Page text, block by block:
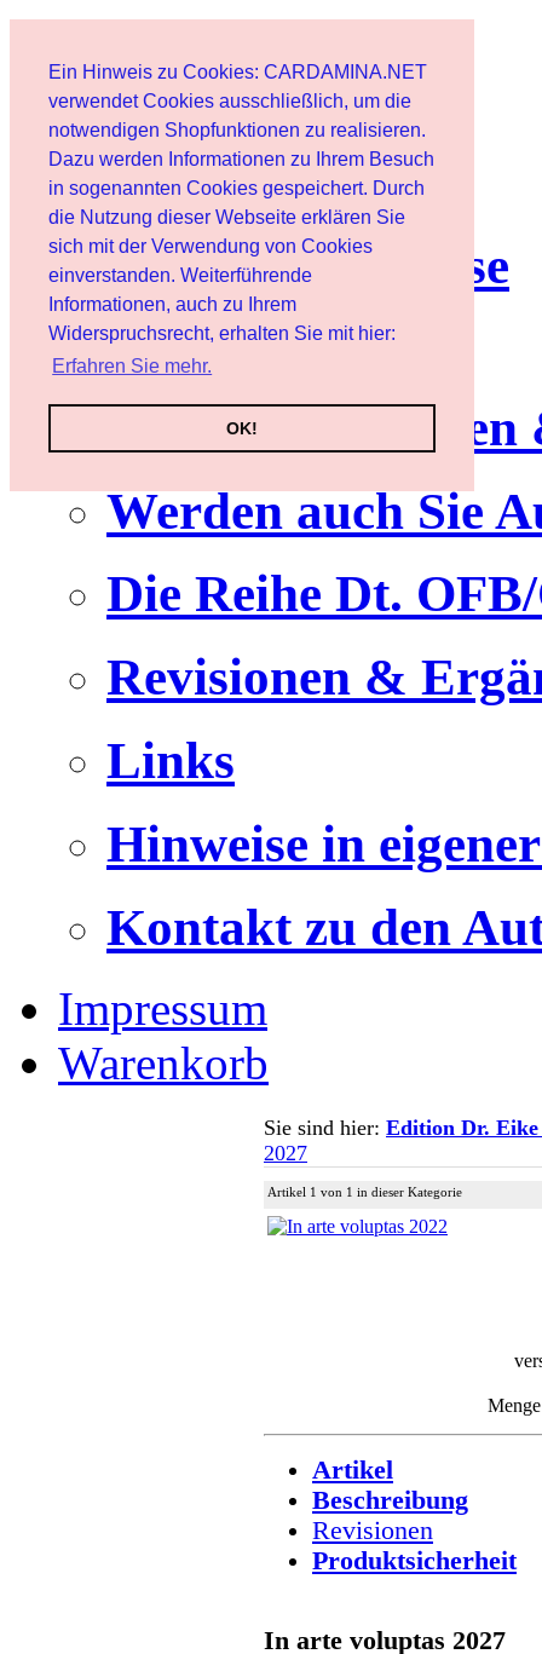
Ein Hinweis zu Cookies: CARDAMINA.NET
verwendet Cookies ausschließlich, um die
notwendigen Shopfunktionen zu realisieren.
Dazu werden Informationen zu Ihrem Besuch
in sogenannten Cookies gespeichert. Durch
die Nutzung dieser Webseite erklären Sie
sich mit der Verwendung von Cookies
einverstanden. Weiterführende
Informationen, auch zu Ihrem
Widerspruchsrecht, erhalten Sie mit hier:
Erfahren Sie mehr.
OK!
Benutzer
Newsletter
Nutzungshinweise
Service
Werden auch Sie
Die Reihe Dt.
Revisionen &
Links
Hinweise in
Kontakt zu den
Impressum
Warenkorb
Sie sind hier: Edition Dr. Eike
2027
Artikel 1 von 1 in dieser Kategorie
Artikel
Beschreibung
Revisionen
Produktsicherheit
In arte voluptas 2027